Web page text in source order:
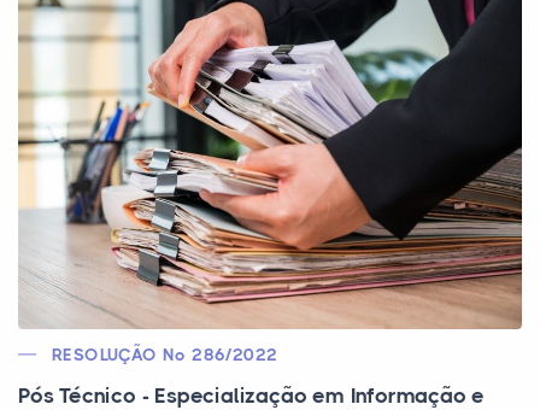
RESOLUÇÃO Nº 286/2022
Pós Técnico - Especialização em Informação e